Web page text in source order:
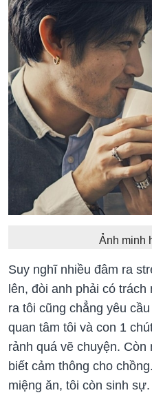
Ảnh minh
Suy nghĩ nhiều đâm ra
lên, đòi anh phải có
ra tôi cũng chẳng yêu
quan tâm tôi và con 1
rảnh quá vẽ chuyện. Còn
biết cảm thông cho
miệng ăn, tôi còn sinh